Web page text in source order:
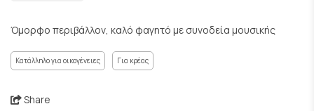
Όμορφο περιβάλλον, καλό φαγητό με συνοδεία μουσικής
Κατάλληλο για οικογένειες Για κρέας
Share